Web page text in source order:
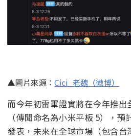
▲圖片來源： Cici_老魏（微博）
而今年初雷軍證實將在今年推出
（傳聞命名為小米平板 5），
發表，未來在全球市場（包含台